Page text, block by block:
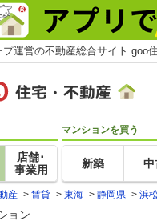
プ運営の不動産総合サイト goo
店舗･
事業用
マンションを買う
新築 中
産 > 賃貸 > 東海 > 静岡県 > 浜
ョン